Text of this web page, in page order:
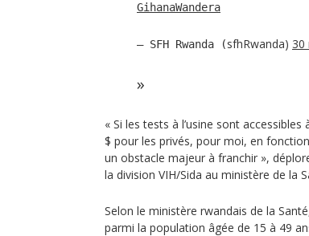
GihanaWandera
— SFH Rwanda (sfhRwanda) 30
« Si les tests à l’usine sont
$ pour les privés, pour moi, en
un obstacle majeur à franchir »,
la division VIH/Sida au ministère de la
Selon le ministère rwandais de la
parmi la population âgée de 15 à 49